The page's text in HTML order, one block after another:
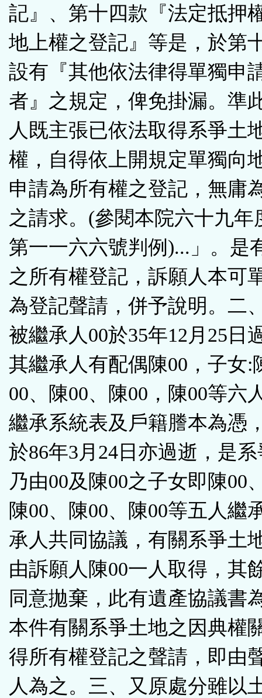
記』、第十四款『法定抵押
地上權之登記』等是，於第
設有『其他依法律得單獨申
者』之規定，俾免掛漏。準
人既主張已依法取得系爭土
權，自得依上開規定單獨向
申請為所有權之登記，無庸
之請求。(參閱本院六十九年
第一一六六號判例)...」。是
之所有權登記，訴願人本可
為登記聲請，併予說明。二
被繼承人00於35年12月25日
其繼承人有配偶陳00，子女:
00、陳00、陳00，陳00等六
繼承系統表及戶籍謄本為憑
於86年3月24日亦過逝，是
乃由00及陳00之子女即陳00
陳00、陳00、陳00等五人繼
承人共同協議，有關系爭土
由訴願人陳00一人取得，其
同意拋棄，此有遺產協議書
本件有關系爭土地之因典權
得所有權登記之聲請，即由
人為之。三、又原處分雖以